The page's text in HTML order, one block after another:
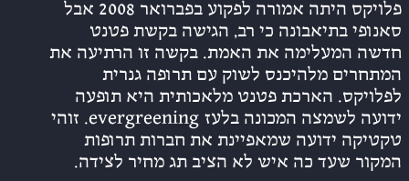
פלויקס היתה אמורה לפקוע בפברואר 2008 אבל
סאנופי בתיאבונה כי רב, הגישה בקשת פטנט
חדשה המעלימה את האמת. בקשה זו הרתיעה את
המתחרים מלהיכנס לשוק עם תרופה גנרית
לפלויקס. הארכת פטנט מלאכותית היא תופעה
ידועה לשמצה המכונה בלעז evergreening. זוהי
טקטיקה ידועה שמאפיינת את חברות תרופות
המקור שעד כה איש לא הציב תג מחיר לצידה.